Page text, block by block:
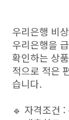
우리은행 비
우리은행을
확인하는 상
적으로 적은
습니다.
🔹 자격조건